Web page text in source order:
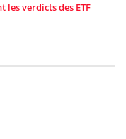
les verdicts des ETF